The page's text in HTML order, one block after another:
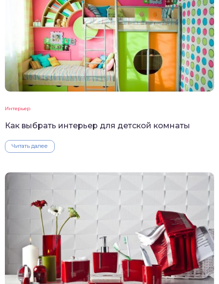
Интерьер
Как выбрать интерьер для детской комнаты
Читать далее